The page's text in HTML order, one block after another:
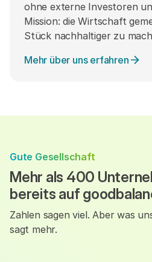
ohne externe Investoren
Mission: die Wirtschaft
Stück nachhaltiger zu
Mehr über uns erfahren
Gute Gesellschaft
Mehr als 400
bereits auf
Zahlen sagen viel. Aber was
sagt mehr.